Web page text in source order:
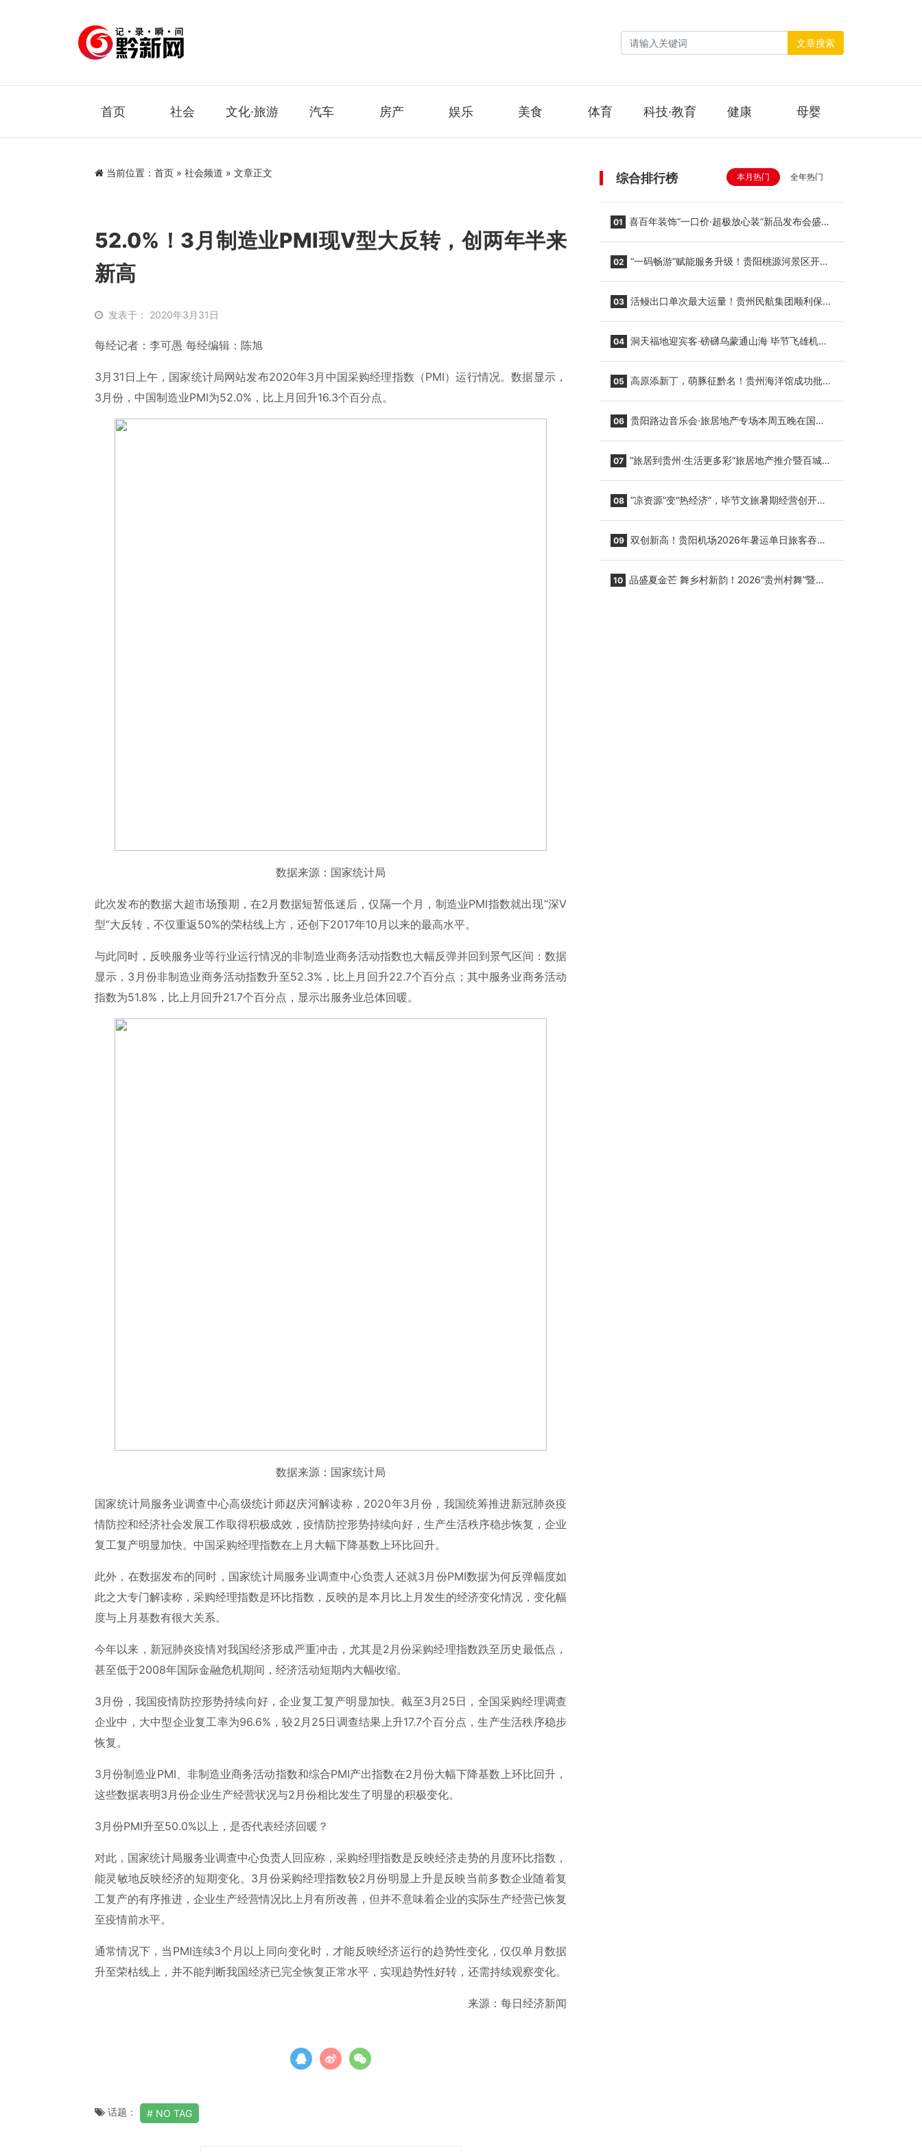
文章搜索
首页 社会 文化·旅游 汽车 房产 娱乐 美食 体育 科技·教育 健康 母婴
当前位置： 首页 » 社会频道 » 文章正文
52.0%！3月制造业PMI现V型大反转，创两年半来
新高
发表于： 2020年3月31日
每经记者：李可愚 每经编辑：陈旭
3月31日上午，国家统计局网站发布2020年3月中国采购经理指数（PMI）运行情况。数据显示，
3月份，中国制造业PMI为52.0%，比上月回升16.3个百分点。
数据来源：国家统计局
此次发布的数据大超市场预期，在2月数据短暂低迷后，仅隔一个月，制造业PMI指数就出现“深V
型”大反转，不仅重返50%的荣枯线上方，还创下2017年10月以来的最高水平。
与此同时，反映服务业等行业运行情况的非制造业商务活动指数也大幅反弹并回到景气区间：数据
显示，3月份非制造业商务活动指数升至52.3%，比上月回升22.7个百分点；其中服务业商务活动
指数为51.8%，比上月回升21.7个百分点，显示出服务业总体回暖。
数据来源：国家统计局
国家统计局服务业调查中心高级统计师赵庆河解读称，2020年3月份，我国统筹推进新冠肺炎疫
情防控和经济社会发展工作取得积极成效，疫情防控形势持续向好，生产生活秩序稳步恢复，企业
复工复产明显加快。中国采购经理指数在上月大幅下降基数上环比回升。
此外，在数据发布的同时，国家统计局服务业调查中心负责人还就3月份PMI数据为何反弹幅度如
此之大专门解读称，采购经理指数是环比指数，反映的是本月比上月发生的经济变化情况，变化幅
度与上月基数有很大关系。
今年以来，新冠肺炎疫情对我国经济形成严重冲击，尤其是2月份采购经理指数跌至历史最低点，
甚至低于2008年国际金融危机期间，经济活动短期内大幅收缩。
3月份，我国疫情防控形势持续向好，企业复工复产明显加快。截至3月25日，全国采购经理调查
企业中，大中型企业复工率为96.6%，较2月25日调查结果上升17.7个百分点，生产生活秩序稳步
恢复。
3月份制造业PMI、非制造业商务活动指数和综合PMI产出指数在2月份大幅下降基数上环比回升，
这些数据表明3月份企业生产经营状况与2月份相比发生了明显的积极变化。
3月份PMI升至50.0%以上，是否代表经济回暖？
对此，国家统计局服务业调查中心负责人回应称，采购经理指数是反映经济走势的月度环比指数，
能灵敏地反映经济的短期变化。3月份采购经理指数较2月份明显上升是反映当前多数企业随着复
工复产的有序推进，企业生产经营情况比上月有所改善，但并不意味着企业的实际生产经营已恢复
至疫情前水平。
通常情况下，当PMI连续3个月以上同向变化时，才能反映经济运行的趋势性变化，仅仅单月数据
升至荣枯线上，并不能判断我国经济已完全恢复正常水平，实现趋势性好转，还需持续观察变化。
来源：每日经济新闻
话题： NO TAG
综合排行榜 本月热门 全年热门
01 喜百年装饰“一口价·超极放心装”新品发布会盛大
02 “一码畅游”赋能服务升级！贵阳桃源河景区开
03 活鳗出口单次最大运量！贵州民航集团顺利保障
04 洞天福地迎宾客·磅礴乌蒙通山海 毕节飞雄机场
05 高原添新丁，萌豚征黔名！贵州海洋馆成功批量
06 贵阳路边音乐会·旅居地产专场本周五晚在国际
07 “旅居到贵州·生活更多彩”旅居地产推介暨百城千
08 “凉资源”变“热经济”，毕节文旅暑期经营创开门
09 双创新高！贵阳机场2026年暑运单日旅客吞吐
10 品盛夏金芒 舞乡村新韵！2026“贵州村舞”暨望